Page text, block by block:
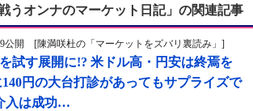
うオンナのマーケット日記」の関連記事
公開 [陳満咲杜の「マーケットをズバリ裏読み」]
試す展開に!? 米ドル高・円安は終焉を
円の大台打診があってもサプライズで
入は成功…